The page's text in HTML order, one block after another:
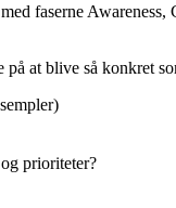
faserne
på at blive så konkret
prioriteter?